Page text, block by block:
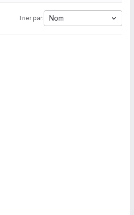
Trier par: Nom